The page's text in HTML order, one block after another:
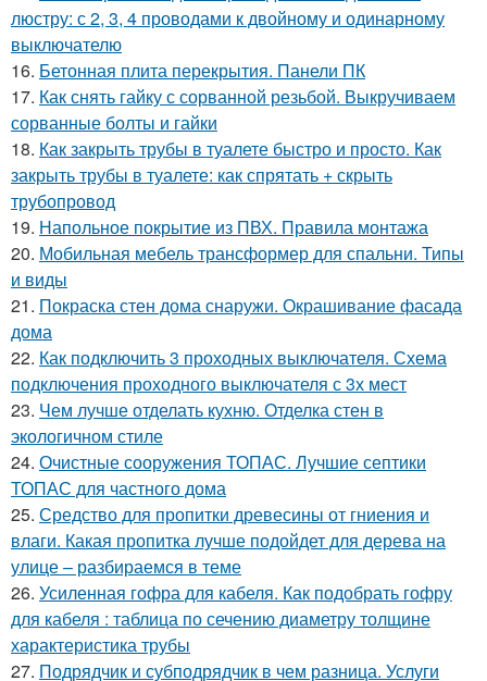
люстру: с 2, 3, 4 проводами к двойному и одинарному
выключателю
16. Бетонная плита перекрытия. Панели ПК
17. Как снять гайку с сорванной резьбой. Выкручиваем
сорванные болты и гайки
18. Как закрыть трубы в туалете быстро и просто. Как
закрыть трубы в туалете: как спрятать + скрыть
трубопровод
19. Напольное покрытие из ПВХ. Правила монтажа
20. Мобильная мебель трансформер для спальни. Типы
и виды
21. Покраска стен дома снаружи. Окрашивание фасада
дома
22. Как подключить 3 проходных выключателя. Схема
подключения проходного выключателя с 3х мест
23. Чем лучше отделать кухню. Отделка стен в
экологичном стиле
24. Очистные сооружения ТОПАС. Лучшие септики
ТОПАС для частного дома
25. Средство для пропитки древесины от гниения и
влаги. Какая пропитка лучше подойдет для дерева на
улице – разбираемся в теме
26. Усиленная гофра для кабеля. Как подобрать гофру
для кабеля : таблица по сечению диаметру толщине
характеристика трубы
27. Подрядчик и субподрядчик в чем разница. Услуги